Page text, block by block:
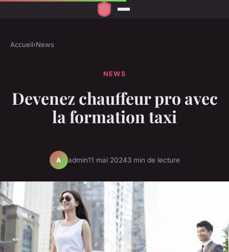
Accueil›News
NEWS
Devenez chauffeur pro avec
la formation taxi
A admin11 mai 20243 min de lecture